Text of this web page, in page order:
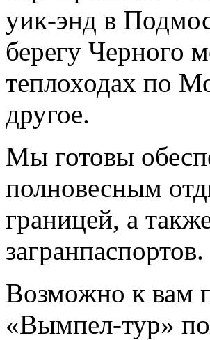
уик-энд в
берегу Черного
теплоходах по
другое.
Мы готовы
полновесным
границей, а
загранпаспортов.
Возможно к вам
«Вымпел-тур»